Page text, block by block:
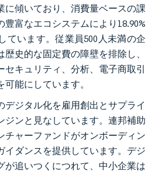
に傾いており、消費量ベースの課
富なエコシステムにより18.90%
ています。従業員500人未満の企
史的な固定費の障壁を排除し、
セキュリティ、分析、電子商取引
能にしています。
デジタル化を雇用創出とサプライ
ジンと見なしています。連邦補助
チャーファンドがオンボーディン
イダンスを提供しています。デジ
が追いつくにつれて、中小企業は